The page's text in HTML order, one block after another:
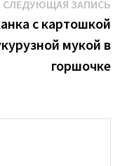
СЛЕДУЮЩАЯ ЗАПИСЬ
с картошкой
мукой в
горшочке